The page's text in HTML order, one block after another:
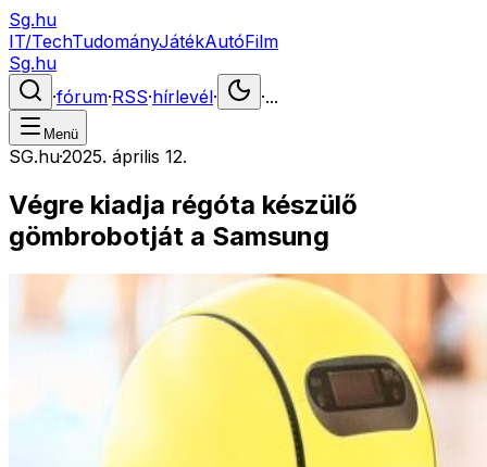
Sg.hu
IT/TechTudományJátékAutóFilm
Sg.hu
·fórum·RSS·hírlevél· ·...
Menü
SG.hu·2025. április 12.
Végre kiadja régóta készülő
gömbrobotját a Samsung